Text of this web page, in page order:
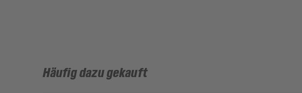
Häufig dazu gekauft